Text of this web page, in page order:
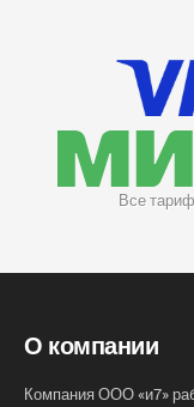
Все
О компании
Компания ООО «и7»